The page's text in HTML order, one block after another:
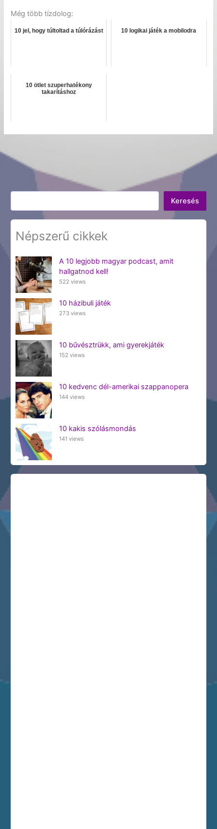
Még több tízdolog:
10 jel, hogy túltoltad a túlórázást 10 logikai játék a mobilodra
10 ötlet szuperhatékony
takarításhoz
Keresés
Keresés
Népszerű cikkek
A 10 legjobb magyar podcast, amit
hallgatnod kell!
522 views
10 házibuli játék
273 views
10 bűvésztrükk, ami gyerekjáték
152 views
10 kedvenc dél-amerikai szappanopera
144 views
10 kakis szólásmondás
141 views